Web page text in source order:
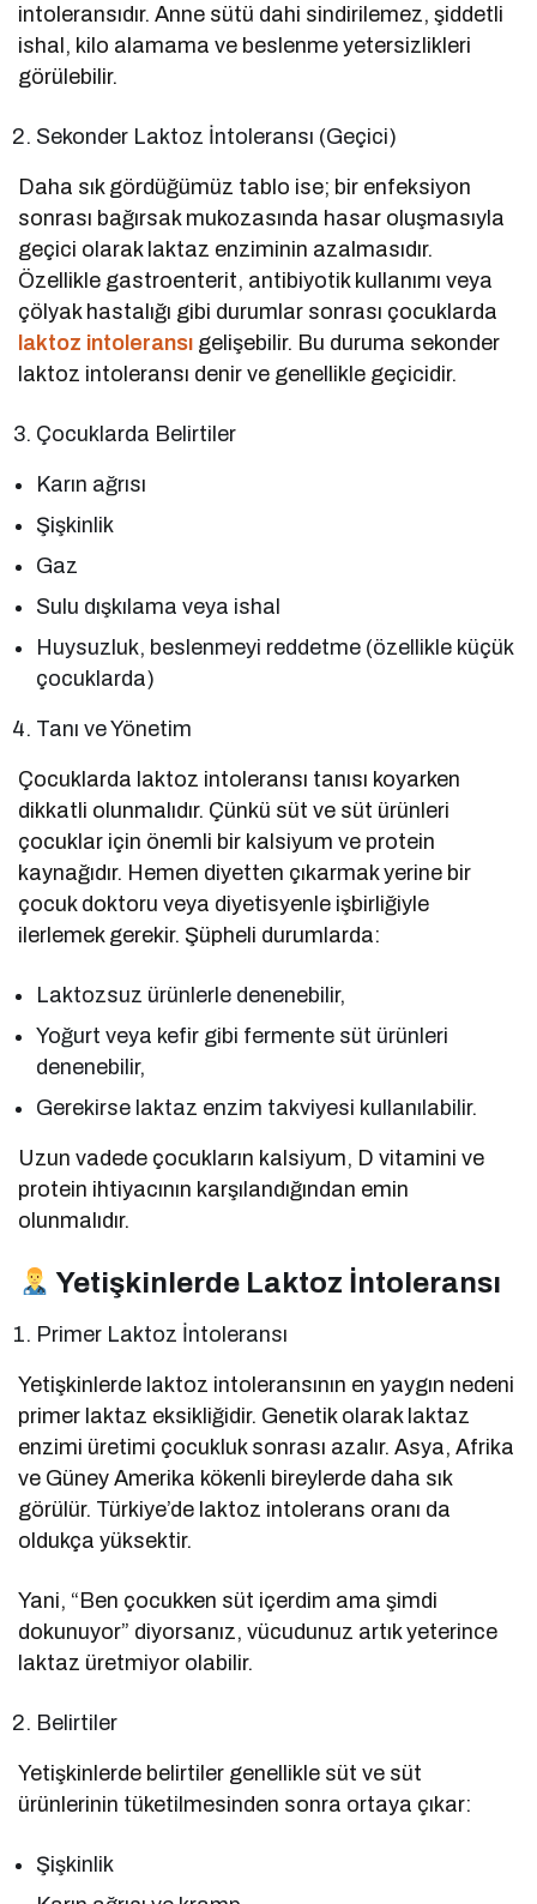
intoleransıdır. Anne sütü dahi sindirilemez, şiddetli
ishal, kilo alamama ve beslenme yetersizlikleri
görülebilir.
Sekonder Laktoz İntoleransı (Geçici)
Daha sık gördüğümüz tablo ise; bir enfeksiyon
sonrası bağırsak mukozasında hasar oluşmasıyla
geçici olarak laktaz enziminin azalmasıdır.
Özellikle gastroenterit, antibiyotik kullanımı veya
çölyak hastalığı gibi durumlar sonrası çocuklarda
laktoz intoleransı gelişebilir. Bu duruma sekonder
laktoz intoleransı denir ve genellikle geçicidir.
Çocuklarda Belirtiler
Karın ağrısı
Şişkinlik
Gaz
Sulu dışkılama veya ishal
Huysuzluk, beslenmeyi reddetme (özellikle küçük
çocuklarda)
Tanı ve Yönetim
Çocuklarda laktoz intoleransı tanısı koyarken
dikkatli olunmalıdır. Çünkü süt ve süt ürünleri
çocuklar için önemli bir kalsiyum ve protein
kaynağıdır. Hemen diyetten çıkarmak yerine bir
çocuk doktoru veya diyetisyenle işbirliğiyle
ilerlemek gerekir. Şüpheli durumlarda:
Laktozsuz ürünlerle denenebilir,
Yoğurt veya kefir gibi fermente süt ürünleri
denenebilir,
Gerekirse laktaz enzim takviyesi kullanılabilir.
Uzun vadede çocukların kalsiyum, D vitamini ve
protein ihtiyacının karşılandığından emin
olunmalıdır.
Yetişkinlerde Laktoz İntoleransı
Primer Laktoz İntoleransı
Yetişkinlerde laktoz intoleransının en yaygın nedeni
primer laktaz eksikliğidir. Genetik olarak laktaz
enzimi üretimi çocukluk sonrası azalır. Asya, Afrika
ve Güney Amerika kökenli bireylerde daha sık
görülür. Türkiye’de laktoz intolerans oranı da
oldukça yüksektir.
Yani, “Ben çocukken süt içerdim ama şimdi
dokunuyor” diyorsanız, vücudunuz artık yeterince
laktaz üretmiyor olabilir.
Belirtiler
Yetişkinlerde belirtiler genellikle süt ve süt
ürünlerinin tüketilmesinden sonra ortaya çıkar:
Şişkinlik